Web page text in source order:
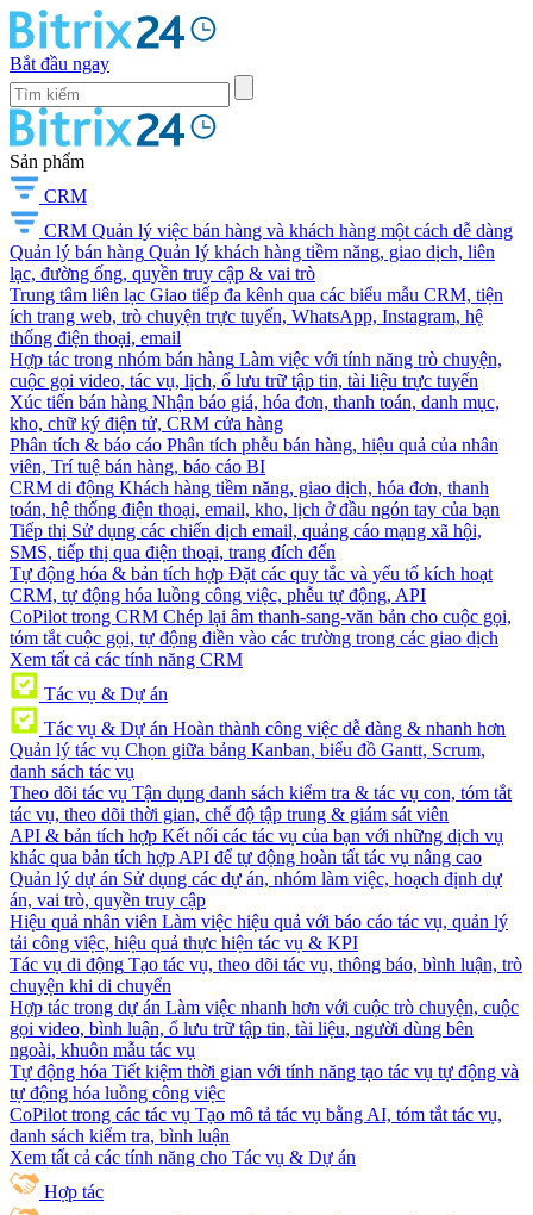
Bắt đầu ngay
Sản phẩm
CRM
CRM Quản lý việc bán hàng và khách hàng một cách dễ dàng
Quản lý bán hàng Quản lý khách hàng tiềm năng, giao dịch, liên
lạc, đường ống, quyền truy cập & vai trò
Trung tâm liên lạc Giao tiếp đa kênh qua các biểu mẫu CRM, tiện
ích trang web, trò chuyện trực tuyến, WhatsApp, Instagram, hệ
thống điện thoại, email
Hợp tác trong nhóm bán hàng Làm việc với tính năng trò chuyện,
cuộc gọi video, tác vụ, lịch, ổ lưu trữ tập tin, tài liệu trực tuyến
Xúc tiến bán hàng Nhận báo giá, hóa đơn, thanh toán, danh mục,
kho, chữ ký điện tử, CRM cửa hàng
Phân tích & báo cáo Phân tích phễu bán hàng, hiệu quả của nhân
viên, Trí tuệ bán hàng, báo cáo BI
CRM di động Khách hàng tiềm năng, giao dịch, hóa đơn, thanh
toán, hệ thống điện thoại, email, kho, lịch ở đầu ngón tay của bạn
Tiếp thị Sử dụng các chiến dịch email, quảng cáo mạng xã hội,
SMS, tiếp thị qua điện thoại, trang đích đến
Tự động hóa & bản tích hợp Đặt các quy tắc và yếu tố kích hoạt
CRM, tự động hóa luồng công việc, phễu tự động, API
CoPilot trong CRM Chép lại âm thanh-sang-văn bản cho cuộc gọi,
tóm tắt cuộc gọi, tự động điền vào các trường trong các giao dịch
Xem tất cả các tính năng CRM
Tác vụ & Dự án
Tác vụ & Dự án Hoàn thành công việc dễ dàng & nhanh hơn
Quản lý tác vụ Chọn giữa bảng Kanban, biểu đồ Gantt, Scrum,
danh sách tác vụ
Theo dõi tác vụ Tận dụng danh sách kiểm tra & tác vụ con, tóm tắt
tác vụ, theo dõi thời gian, chế độ tập trung & giám sát viên
API & bản tích hợp Kết nối các tác vụ của bạn với những dịch vụ
khác qua bản tích hợp API để tự động hoàn tất tác vụ nâng cao
Quản lý dự án Sử dụng các dự án, nhóm làm việc, hoạch định dự
án, vai trò, quyền truy cập
Hiệu quả nhân viên Làm việc hiệu quả với báo cáo tác vụ, quản lý
tải công việc, hiệu quả thực hiện tác vụ & KPI
Tác vụ di động Tạo tác vụ, theo dõi tác vụ, thông báo, bình luận, trò
chuyện khi di chuyển
Hợp tác trong dự án Làm việc nhanh hơn với cuộc trò chuyện, cuộc
gọi video, bình luận, ổ lưu trữ tập tin, tài liệu, người dùng bên
ngoài, khuôn mẫu tác vụ
Tự động hóa Tiết kiệm thời gian với tính năng tạo tác vụ tự động và
tự động hóa luồng công việc
CoPilot trong các tác vụ Tạo mô tả tác vụ bằng AI, tóm tắt tác vụ,
danh sách kiểm tra, bình luận
Xem tất cả các tính năng cho Tác vụ & Dự án
Hợp tác